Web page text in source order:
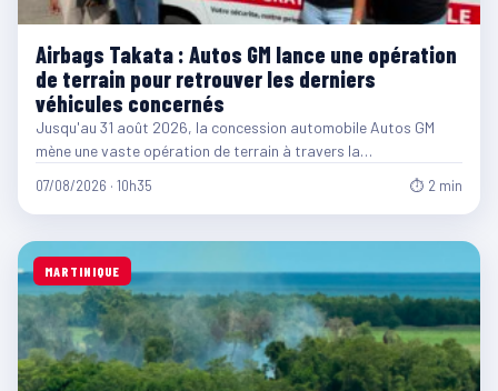
Airbags Takata : Autos GM lance une opération
de terrain pour retrouver les derniers
véhicules concernés
Jusqu'au 31 août 2026, la concession automobile Autos GM
mène une vaste opération de terrain à travers la…
07/08/2026 · 10h35 ⏱ 2 min
MARTINIQUE